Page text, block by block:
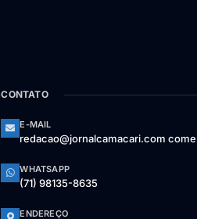
CONTATO
E-MAIL
redacao@jornalcamacari.com
WHATSAPP
(71) 98135-8635
ENDEREÇO